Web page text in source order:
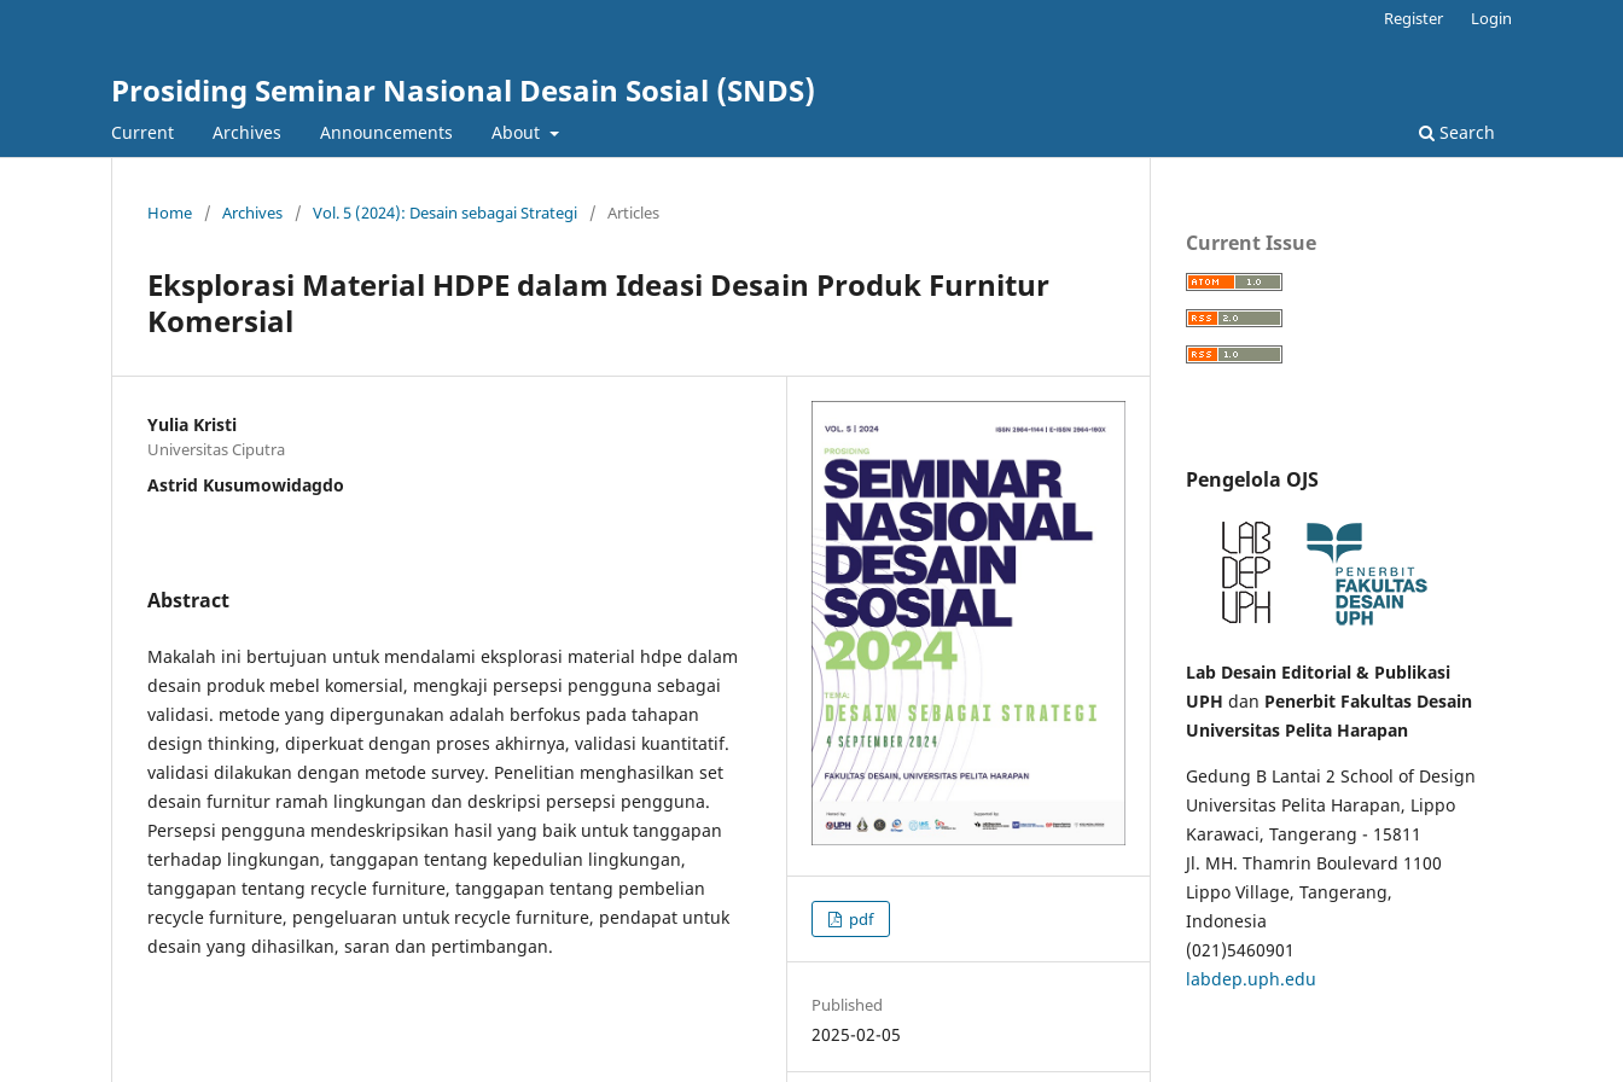
Prosiding Seminar Nasional Desain Sosial (SNDS)
Current Archives Announcements About Search
Register Login
Home / Archives / Vol. 5 (2024): Desain sebagai Strategi / Articles
Eksplorasi Material HDPE dalam Ideasi Desain Produk Furnitur
Komersial
Yulia Kristi
Universitas Ciputra
Astrid Kusumowidagdo
Abstract
Makalah ini bertujuan untuk mendalami eksplorasi material hdpe dalam
desain produk mebel komersial, mengkaji persepsi pengguna sebagai
validasi. metode yang dipergunakan adalah berfokus pada tahapan
design thinking, diperkuat dengan proses akhirnya, validasi kuantitatif.
validasi dilakukan dengan metode survey. Penelitian menghasilkan set
desain furnitur ramah lingkungan dan deskripsi persepsi pengguna.
Persepsi pengguna mendeskripsikan hasil yang baik untuk tanggapan
terhadap lingkungan, tanggapan tentang kepedulian lingkungan,
tanggapan tentang recycle furniture, tanggapan tentang pembelian
recycle furniture, pengeluaran untuk recycle furniture, pendapat untuk
desain yang dihasilkan, saran dan pertimbangan.
pdf
Published
2025-02-05
Current Issue
Pengelola OJS
Lab Desain Editorial & Publikasi
UPH dan Penerbit Fakultas Desain
Universitas Pelita Harapan
Gedung B Lantai 2 School of Design
Universitas Pelita Harapan, Lippo
Karawaci, Tangerang - 15811
Jl. MH. Thamrin Boulevard 1100
Lippo Village, Tangerang,
Indonesia
(021)5460901
labdep.uph.edu